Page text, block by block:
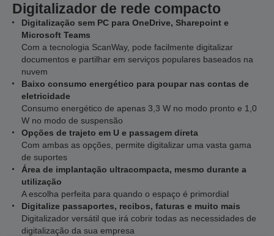
Digitalizador de rede compacto
Digitalização sem PC para OneDrive, Sharepoint e
Microsoft Teams
Com a tecnologia ScanWay, pode facilmente digitalizar
documentos e partilhar em serviços populares baseados na
nuvem
Baixo consumo energético para poupar nas contas de
eletricidade
Consumo energético de apenas 3,3 W no modo pronto e 1,0
W no modo de suspensão
Opções de trajeto em U e passagem direta
Com ambas as opções, permite digitalizar uma vasta gama
de suportes
Área de implantação ultracompacta, mesmo durante a
utilização
A escolha perfeita para quando o espaço é primordial
Digitalize passaportes, recibos, faturas e muito mais
Digitalizador versátil que irá cobrir todas as necessidades de
digitalização da sua empresa